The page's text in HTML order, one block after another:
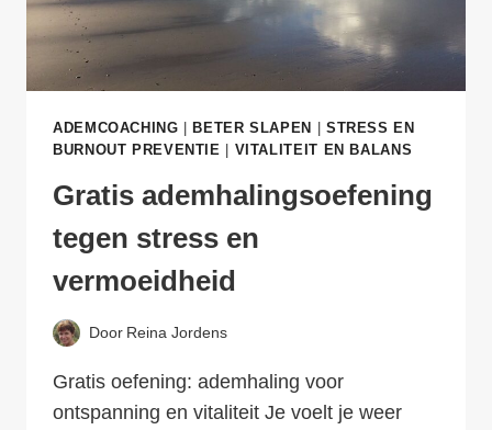
ADEMCOACHING BETER SLAPEN
STRESS EN
BURNOUT PREVENTIE
VITALITEIT EN BALANS
Gratis ademhalingsoefening
tegen stress en
vermoeidheid
Door Reina Jordens
Gratis oefening: ademhaling voor
ontspanning en vitaliteit Je voelt je weer